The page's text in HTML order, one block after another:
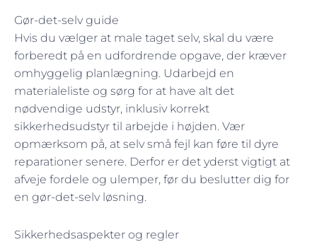
Gør-det-selv guide
Hvis du vælger at male taget selv, skal du være
forberedt på en udfordrende opgave, der kræver
omhyggelig planlægning. Udarbejd en
materialeliste og sørg for at have alt det
nødvendige udstyr, inklusiv korrekt
sikkerhedsudstyr til arbejde i højden. Vær
opmærksom på, at selv små fejl kan føre til dyre
reparationer senere. Derfor er det yderst vigtigt at
afveje fordele og ulemper, før du beslutter dig for
en gør-det-selv løsning.
Sikkerhedsaspekter og regler